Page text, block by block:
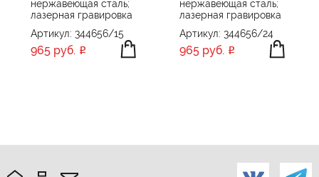
нержавеющая сталь;
лазерная гравировка
Артикул: 344656/15
965 руб.
нержавеющая сталь;
лазерная гравировка
Артикул: 344656/24
965 руб.